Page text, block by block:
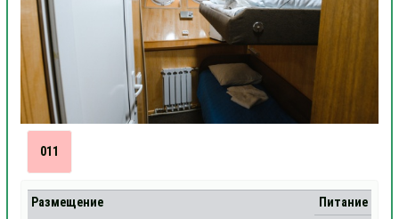
011
Размещение
Питание